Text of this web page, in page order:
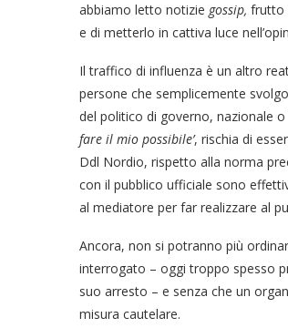
abbiamo letto notizie gossip, frutto
e di metterlo in cattiva luce
Il traffico di influenza è un altro
persone che semplicemente
del politico di governo, nazionale
fare il mio possibile’, rischia di
Ddl Nordio, rispetto alla norma
con il pubblico ufficiale sono
al mediatore per far realizzare al
Ancora, non si potranno più
interrogato – oggi troppo spesso
suo arresto – e senza che un
misura cautelare.